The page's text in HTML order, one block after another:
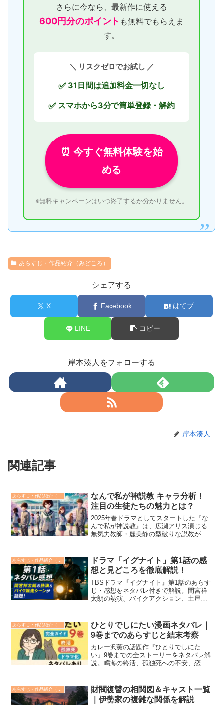
さらに今なら、最新作に使える
600円分のポイント も無料でもらえま
す。
＼ リスクゼロでお試し ／
✅31日間は追加料金一切なし
✅スマホから3分で簡単登録・解約
⏰ 今すぐ無料体験を始
める
※無料キャンペーンはいつ終了するか分かりません。
あらすじ・作品紹介（みどころ）
シェアする
X Facebook はてブ
LINE コピー
岸本湊人をフォローする
岸本湊人
関連記事
なんで私が神説教 キャラ分析！
注目の生徒たちの魅力とは？
2025年春ドラマとしてスタートした『な
んで私が神説教』は、広瀬アリス演じる
無気力教師・麗美静の型破りな説教が話
場し、それぞれの性格や背景が丁寧に描
かれています。本記事...
あらすじ・作品紹介（みどころ）
ドラマ「イグナイト」第1話の感
想と見どころを徹底解説！
TBSドラマ『イグナイト』第1話のあらす
じ・感想をネタバレ付きで解説。間宮祥
太朗の熱演、バイクアクション、土屋太
ひとりでしにたい漫画ネタバレ｜
9巻までのあらすじと結末考察
カレー沢薫の話題作『ひとりでしにた
い』9巻までの全ストーリーをネタバレ解
説。鳴海の終活、孤独死への不安、恋愛
完全網羅。読めば人生の後半をどう生き
るかが見えてきます。
財閥復讐の相関図＆キャスト一覧
｜伊勢家の複雑な関係を解説